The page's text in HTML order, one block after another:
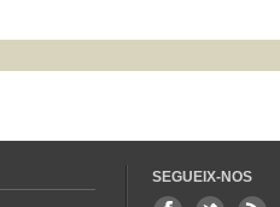
SEGUEIX-NOS